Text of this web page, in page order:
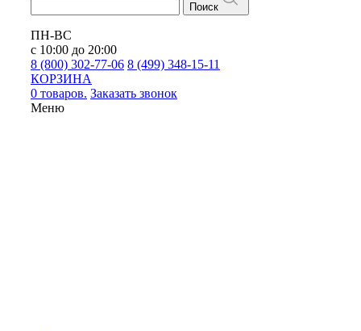
Поиск
ПН-ВС
с 10:00 до 20:00
8 (800) 302-77-06 8 (499) 348-15-11
КОРЗИНА
0 товаров. Заказать звонок
Меню